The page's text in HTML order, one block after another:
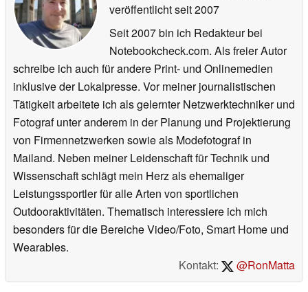
veröffentlichtseit 2007
Seit 2007 bin ich Redakteur bei
Notebookcheck.com. Als freier Autor
schreibe ich auch für andere Print- und Onlinemedien
inklusive der Lokalpresse. Vor meiner journalistischen
Tätigkeit arbeitete ich als gelernter Netzwerktechniker und
Fotograf unter anderem in der Planung und Projektierung
von Firmennetzwerken sowie als Modefotograf in
Mailand. Neben meiner Leidenschaft für Technik und
Wissenschaft schlägt mein Herz als ehemaliger
Leistungssportler für alle Arten von sportlichen
Outdooraktivitäten. Thematisch interessiere ich mich
besonders für die Bereiche Video/Foto, Smart Home und
Wearables.
Kontakt:
@RonMatta